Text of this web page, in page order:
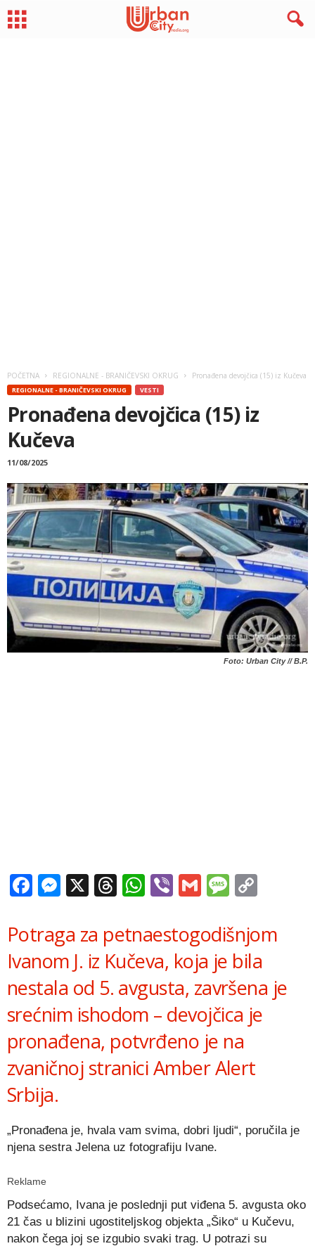
POČETNA REGIONALNE - BRANIČEVSKI OKRUG Pronađena devojčica (15) iz Kučeva
REGIONALNE - BRANIČEVSKI OKRUG VESTI
Pronađena devojčica (15) iz
Kučeva
11/08/2025
Foto: Urban City // B.P.
Facebook
Messenger
X Threads
WhatsApp
ViberGmail
Potraga za petnaestogodišnjom
Ivanom J. iz Kučeva, koja je bila
nestala od 5. avgusta, završena je
srećnim ishodom – devojčica je
pronađena, potvrđeno je na
zvaničnoj stranici Amber Alert
Srbija.
„Pronađena je, hvala vam svima, dobri ljudi“, poručila je
njena sestra Jelena uz fotografiju Ivane.
Reklame
Podsećamo, Ivana je poslednji put viđena 5. avgusta oko
21 čas u blizini ugostiteljskog objekta „Šiko“ u Kučevu,
nakon čega joj se izgubio svaki trag. U potrazi su